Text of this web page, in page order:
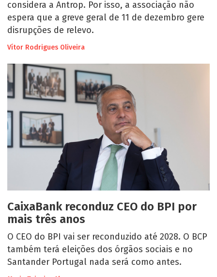
considera a Antrop. Por isso, a associação não
espera que a greve geral de 11 de dezembro gere
disrupções de relevo.
Vítor Rodrigues Oliveira
CaixaBank reconduz CEO do BPI por
mais três anos
O CEO do BPI vai ser reconduzido até 2028. O BCP
também terá eleições dos órgãos sociais e no
Santander Portugal nada será como antes.